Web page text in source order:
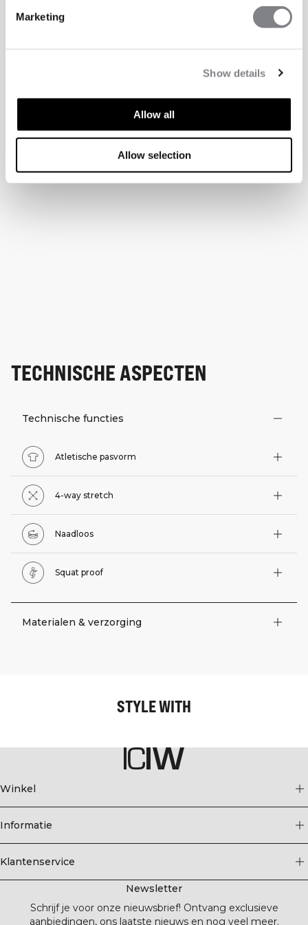
Marketing
Show details
Allow all
Allow selection
TECHNISCHE ASPECTEN
Technische functies
Atletische pasvorm
4-way stretch
Naadloos
Squat proof
Materialen & verzorging
STYLE WITH
Winkel
Informatie
Klantenservice
Newsletter
Schrijf je voor onze nieuwsbrief! Ontvang exclusieve
aanbiedingen, ons laatste nieuws en nog veel meer.